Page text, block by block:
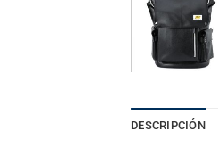
DESCRIPCIÓN